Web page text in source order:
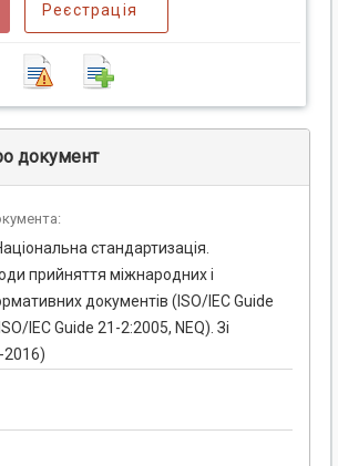
Реєстрація
документ
стандартизація.
прийняття міжнародних і
документів (ISO/IEC Guide
IEC Guide 21-2:2005, NEQ). Зі
2016)